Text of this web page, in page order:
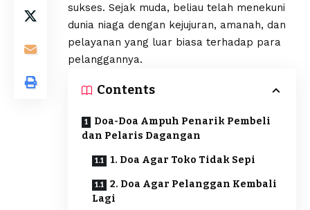
sukses. Sejak muda, beliau telah menekuni
dunia niaga dengan kejujuran, amanah, dan
pelayanan yang luar biasa terhadap para
pelanggannya.
Contents
Doa-Doa Ampuh Penarik Pembeli
dan Pelaris Dagangan
1. Doa Agar Toko Tidak Sepi
2. Doa Agar Pelanggan Kembali
Lagi